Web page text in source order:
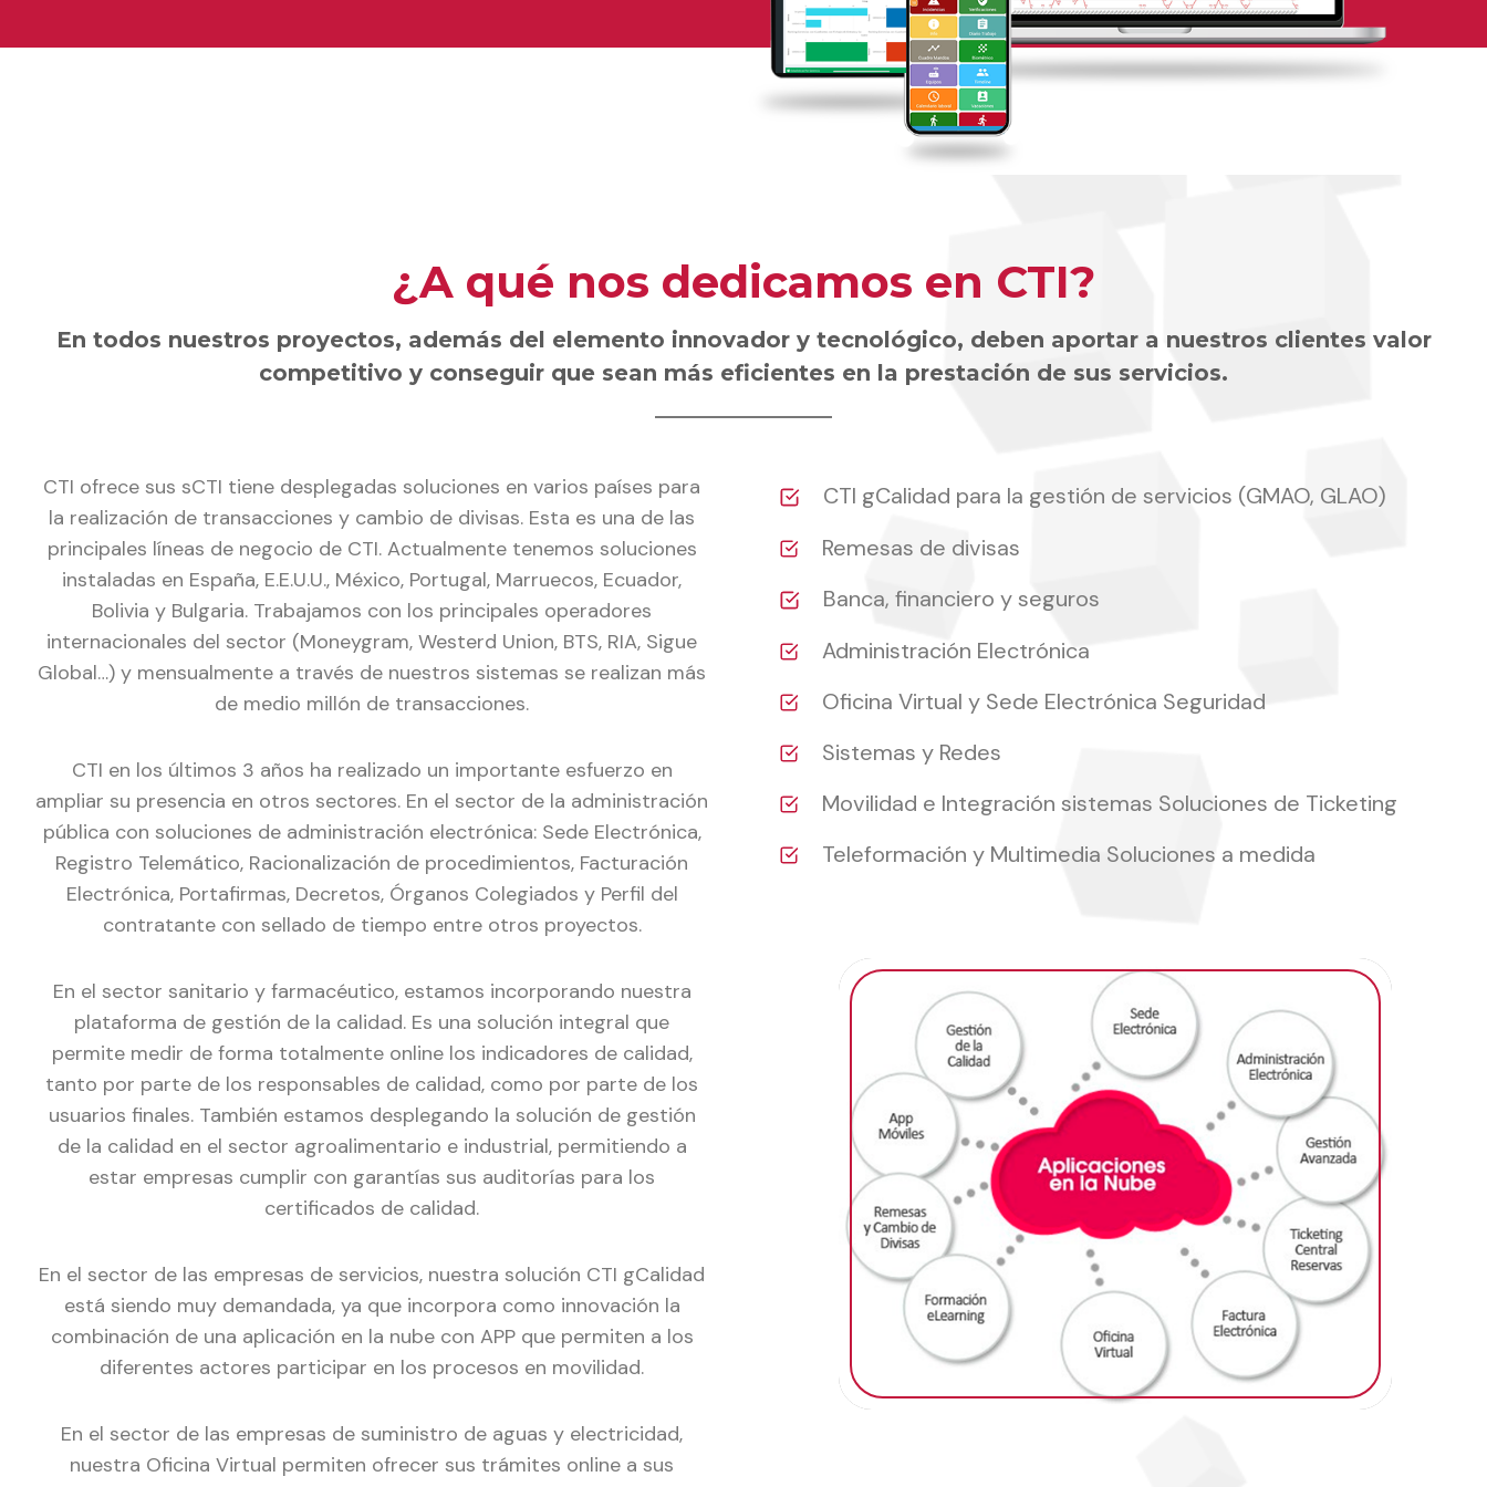
¿A qué nos dedicamos en CTI?
En todos nuestros proyectos, además del elemento innovador y tecnológico, deben aportar a nuestros clientes valor
competitivo y conseguir que sean más eficientes en la prestación de sus servicios.
CTI ofrece sus sCTI tiene desplegadas soluciones en varios países para
la realización de transacciones y cambio de divisas. Esta es una de las
principales líneas de negocio de CTI. Actualmente tenemos soluciones
instaladas en España, E.E.U.U., México, Portugal, Marruecos, Ecuador,
Bolivia y Bulgaria. Trabajamos con los principales operadores
internacionales del sector (Moneygram, Westerd Union, BTS, RIA, Sigue
Global…) y mensualmente a través de nuestros sistemas se realizan más
de medio millón de transacciones.
CTI en los últimos 3 años ha realizado un importante esfuerzo en
ampliar su presencia en otros sectores. En el sector de la administración
pública con soluciones de administración electrónica: Sede Electrónica,
Registro Telemático, Racionalización de procedimientos, Facturación
Electrónica, Portafirmas, Decretos, Órganos Colegiados y Perfil del
contratante con sellado de tiempo entre otros proyectos.
En el sector sanitario y farmacéutico, estamos incorporando nuestra
plataforma de gestión de la calidad. Es una solución integral que
permite medir de forma totalmente online los indicadores de calidad,
tanto por parte de los responsables de calidad, como por parte de los
usuarios finales. También estamos desplegando la solución de gestión
de la calidad en el sector agroalimentario e industrial, permitiendo a
estar empresas cumplir con garantías sus auditorías para los
certificados de calidad.
En el sector de las empresas de servicios, nuestra solución CTI gCalidad
está siendo muy demandada, ya que incorpora como innovación la
combinación de una aplicación en la nube con APP que permiten a los
diferentes actores participar en los procesos en movilidad.
En el sector de las empresas de suministro de aguas y electricidad,
nuestra Oficina Virtual permiten ofrecer sus trámites online a sus
CTI gCalidad para la gestión de servicios (GMAO, GLAO)
Remesas de divisas
Banca, financiero y seguros
Administración Electrónica
Oficina Virtual y Sede Electrónica Seguridad
Sistemas y Redes
Movilidad e Integración sistemas Soluciones de Ticketing
Teleformación y Multimedia Soluciones a medida